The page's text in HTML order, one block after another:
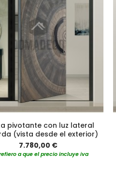
pivotante con luz lateral
(vista desde el exterior)
7.780,00 €
a que el precio incluye iva